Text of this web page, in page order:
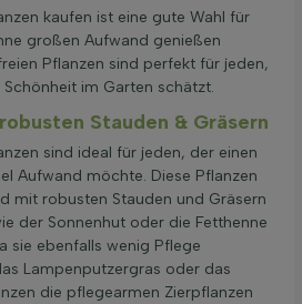
kaufen ist eine gute Wahl für
großen Aufwand genießen
Pflanzen sind perfekt für jeden,
im Garten schätzt.
Stauden & Gräsern
sind ideal für jeden, der einen
Aufwand möchte. Diese Pflanzen
mit robusten Stauden und Gräsern
der Sonnenhut oder die Fetthenne
sie ebenfalls wenig Pflege
Lampenputzergras oder das
die pflegearmen Zierpflanzen